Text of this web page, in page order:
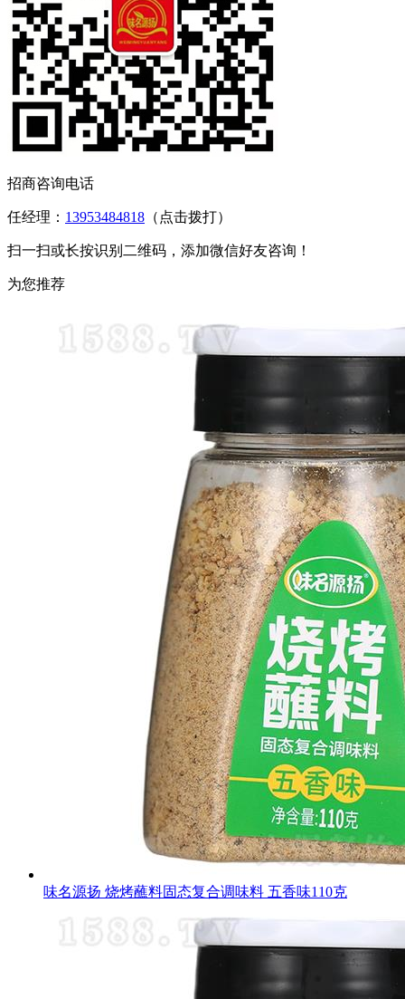
招商咨询电话
任经理： 13953484818 （点击拨打）
扫一扫或长按识别二维码，添加微信好友咨询！
为您推荐
味名源扬 烧烤蘸料固态复合调味料 五香味110克